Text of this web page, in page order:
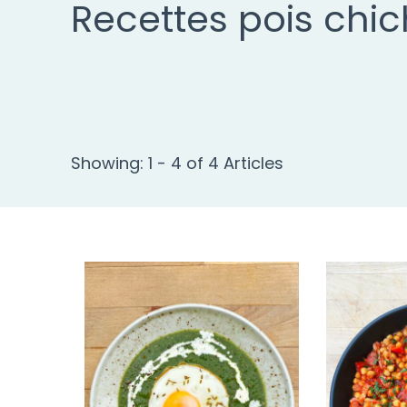
Recettes pois
Showing: 1 - 4 of 4 Articles